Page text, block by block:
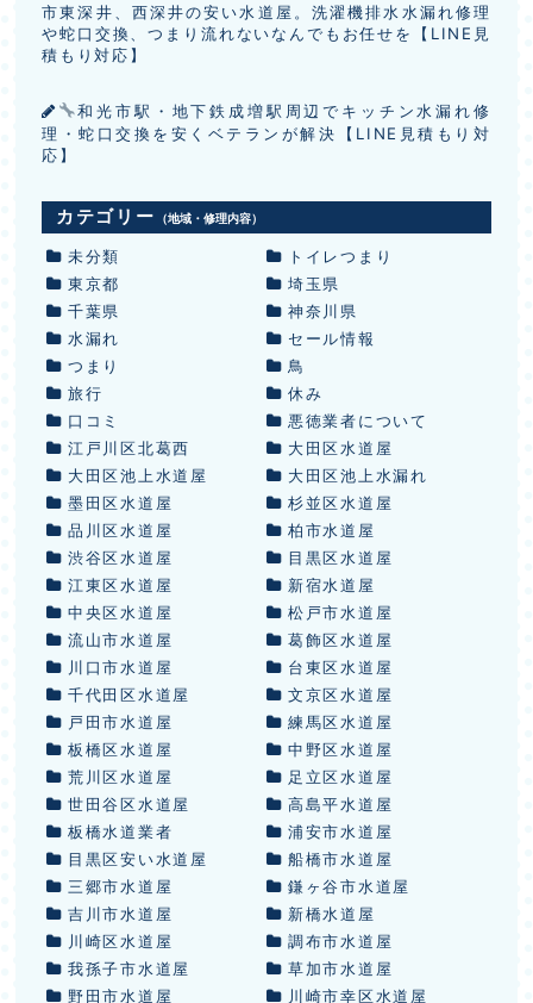
市東深井、西深井の安い水道屋。洗濯機排水水漏れ修理
や蛇口交換、つまり流れないなんでもお任せを【LINE見
積もり対応】
和光市駅・地下鉄成増駅周辺でキッチン水漏れ修
理・蛇口交換を安くベテランが解決【LINE見積もり対
応】
カテゴリー （地域・修理内容）
未分類
トイレつまり
東京都
埼玉県
千葉県
神奈川県
水漏れ
セール情報
つまり
鳥
旅行
休み
口コミ
悪徳業者について
江戸川区北葛西
大田区水道屋
大田区池上水道屋
大田区池上水漏れ
墨田区水道屋
杉並区水道屋
品川区水道屋
柏市水道屋
渋谷区水道屋
目黒区水道屋
江東区水道屋
新宿水道屋
中央区水道屋
松戸市水道屋
流山市水道屋
葛飾区水道屋
川口市水道屋
台東区水道屋
千代田区水道屋
文京区水道屋
戸田市水道屋
練馬区水道屋
板橋区水道屋
中野区水道屋
荒川区水道屋
足立区水道屋
世田谷区水道屋
高島平水道屋
板橋水道業者
浦安市水道屋
目黒区安い水道屋
船橋市水道屋
三郷市水道屋
鎌ヶ谷市水道屋
吉川市水道屋
新橋水道屋
川崎区水道屋
調布市水道屋
我孫子市水道屋
草加市水道屋
野田市水道屋
川崎市幸区水道屋